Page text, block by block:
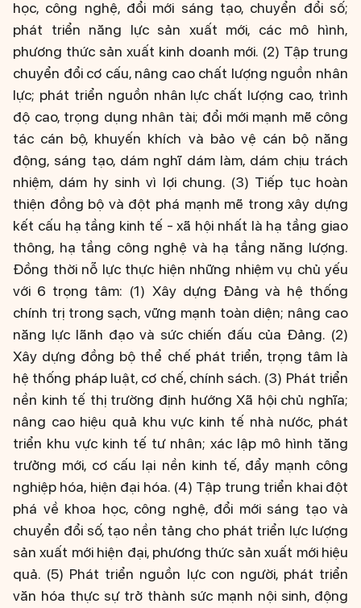
học, công nghệ, đổi mới sáng tạo, chuyển đổi số;
phát triển năng lực sản xuất mới, các mô hình,
phương thức sản xuất kinh doanh mới. (2) Tập trung
chuyển đổi cơ cấu, nâng cao chất lượng nguồn nhân
lực; phát triển nguồn nhân lực chất lượng cao, trình
độ cao, trọng dụng nhân tài; đổi mới mạnh mẽ công
tác cán bộ, khuyến khích và bảo vệ cán bộ năng
động, sáng tạo, dám nghĩ dám làm, dám chịu trách
nhiệm, dám hy sinh vì lợi chung. (3) Tiếp tục hoàn
thiện đồng bộ và đột phá mạnh mẽ trong xây dựng
kết cấu hạ tầng kinh tế - xã hội nhất là hạ tầng giao
thông, hạ tầng công nghệ và hạ tầng năng lượng.
Đồng thời nỗ lực thực hiện những nhiệm vụ chủ yếu
với 6 trọng tâm: (1) Xây dựng Đảng và hệ thống
chính trị trong sạch, vững mạnh toàn diện; nâng cao
năng lực lãnh đạo và sức chiến đấu của Đảng. (2)
Xây dựng đồng bộ thể chế phát triển, trọng tâm là
hệ thống pháp luật, cơ chế, chính sách. (3) Phát triển
nền kinh tế thị trường định hướng Xã hội chủ nghĩa;
nâng cao hiệu quả khu vực kinh tế nhà nước, phát
triển khu vực kinh tế tư nhân; xác lập mô hình tăng
trưởng mới, cơ cấu lại nền kinh tế, đẩy mạnh công
nghiệp hóa, hiện đại hóa. (4) Tập trung triển khai đột
phá về khoa học, công nghệ, đổi mới sáng tạo và
chuyển đổi số, tạo nền tảng cho phát triển lực lượng
sản xuất mới hiện đại, phương thức sản xuất mới hiệu
quả. (5) Phát triển nguồn lực con người, phát triển
văn hóa thực sự trở thành sức mạnh nội sinh, động